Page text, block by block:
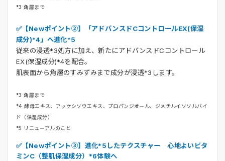
*3 角層まで
✅【Newポイント②】「アドバンスドCコントロールEX(保湿
成分)*4」へ進化*5
従来の浸透*3処方に加え、新たにアドバンスドCコントロール
EX(保湿成分)*4を配合。
肌表面から角層のすみずみまで成分が浸透*3します。
*3 角層まで
*4 酵母エキス、アッケシソウエキス、プロパンジオール、ジメチルイソソルバイ
ド（保湿成分）
*5 リニューアルのこと
✅【Newポイント③】進化*5したテクスチャー 心地よいビタ
ミンC（整肌保湿成分）*6体験へ